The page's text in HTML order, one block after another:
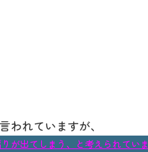
れていますが、
が出てしまう、と考えられていま